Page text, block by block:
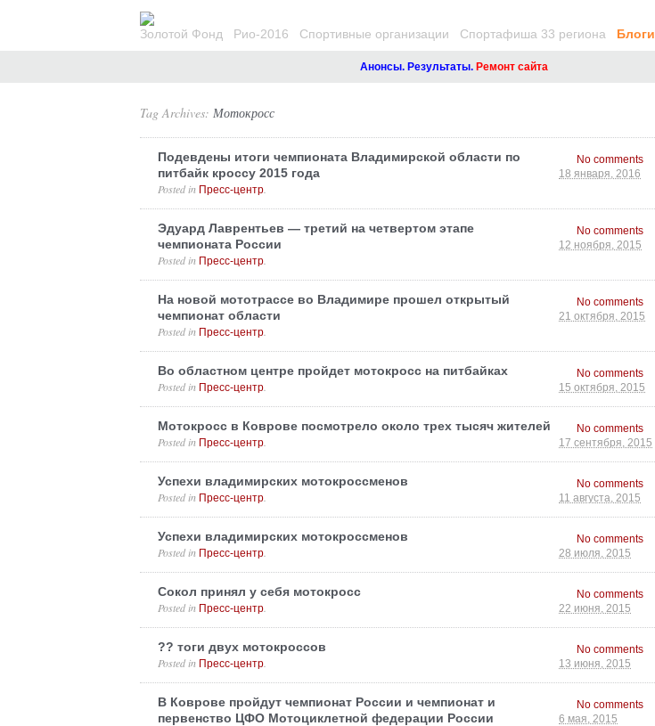
Золотой Фонд Рио-2016 Спортивные организации Спортафиша 33 региона Блоги
Анонсы. Результаты.Ремонт сайта
Tag Archives: Мотокросс
Подевдены итоги чемпионата Владимирской области по
питбайк кроссу 2015 года
18 января, 2016
Posted in Пресс-центр
No comments
Эдуард Лаврентьев — третий на четвертом этапе
чемпионата России
12 ноября, 2015
Posted in Пресс-центр
No comments
На новой мототрассе во Владимире прошел открытый
чемпионат области
21 октября, 2015
Posted in Пресс-центр
No comments
Во областном центре пройдет мотокросс на питбайках
15 октября, 2015
Posted in Пресс-центр
No comments
Мотокросс в Коврове посмотрело около трех тысяч жителей
17 сентября, 2015
Posted in Пресс-центр
No comments
Успехи владимирских мотокроссменов
11 августа, 2015
Posted in Пресс-центр
No comments
Успехи владимирских мотокроссменов
28 июля, 2015
Posted in Пресс-центр
No comments
Сокол принял у себя мотокросс
22 июня, 2015
Posted in Пресс-центр
No comments
?? тоги двух мотокроссов
13 июня, 2015
Posted in Пресс-центр
No comments
В Коврове пройдут чемпионат России и чемпионат и
первенство ЦФО Мотоциклетной федерации России
6 мая, 2015
No comments